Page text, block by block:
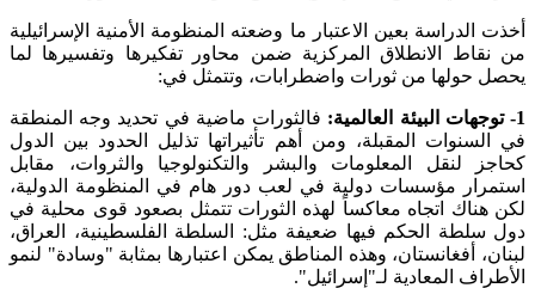
أخذت الدراسة بعين الاعتبار ما وضعته المنظومة الأمنية الإسرائيلية
من نقاط الانطلاق المركزية ضمن محاور تفكيرها وتفسيرها لما
يحصل حولها من ثورات واضطرابات، وتتمثل في:
1- توجهات البيئة العالمية:
فالثورات ماضية في تحديد وجه المنطقة
في السنوات المقبلة، ومن أهم تأثيراتها تذليل الحدود بين الدول
كحاجز لنقل المعلومات والبشر والتكنولوجيا والثروات، مقابل
استمرار مؤسسات دولية في لعب دور هام في المنظومة الدولية،
لكن هناك اتجاه معاكساً لهذه الثورات تتمثل بصعود قوى محلية في
دول سلطة الحكم فيها ضعيفة مثل: السلطة الفلسطينية، العراق،
لبنان، أفغانستان، وهذه المناطق يمكن اعتبارها بمثابة "وسادة" لنمو
الأطراف المعادية لـ"إسرائيل".